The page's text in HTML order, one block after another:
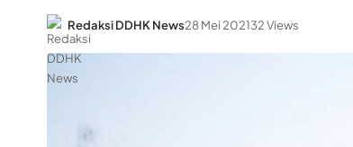
Redaksi DDHK News28 Mei 202132 Views